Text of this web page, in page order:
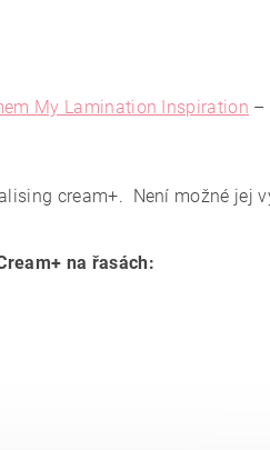
My Lamination Inspiration –
cream+. Není možné jej
na řasách: